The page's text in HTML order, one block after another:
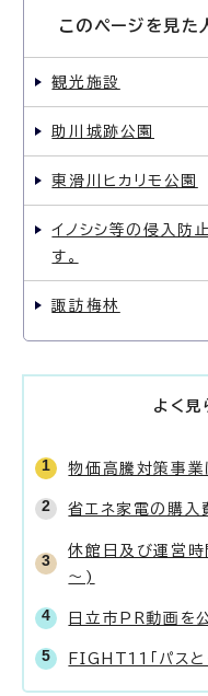
このページを見た
観光施設
助川城跡公園
東滑川ヒカリモ公園
イノシシ等の侵入防
す。
諏訪梅林
よく見
物価高騰対策事業
省エネ家電の購入
休館日及び運営
～)
日立市PR動画を
FIGHT11「パスと